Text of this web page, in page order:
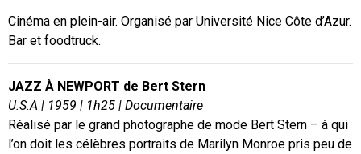
Cinéma en plein-air. Organisé par Université Nice Côte d’Azur.
Bar et foodtruck.
JAZZ À NEWPORT de Bert Stern
U.S.A | 1959 | 1h25 | Documentaire
Réalisé par le grand photographe de mode Bert Stern – à qui
l’on doit les célèbres portraits de Marilyn Monroe pris peu de